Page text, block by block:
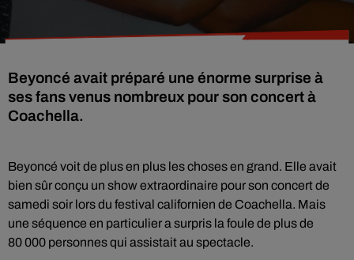
Beyoncé avait préparé une énorme surprise à
ses fans venus nombreux pour son concert à
Coachella.
Beyoncé voit de plus en plus les choses en grand. Elle avait
bien sûr conçu un show extraordinaire pour son concert de
samedi soir lors du festival californien de Coachella. Mais
une séquence en particulier a surpris la foule de plus de
80 000 personnes qui assistait au spectacle.